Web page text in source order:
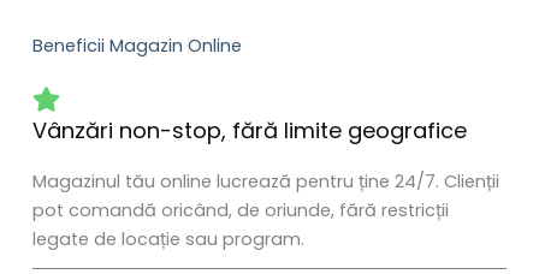
Beneficii Magazin Online
Vânzări non-stop, fără limite geografice
Magazinul tău online lucrează pentru ține 24/7. Clienții
pot comandă oricând, de oriunde, fără restricții
legate de locație sau program.